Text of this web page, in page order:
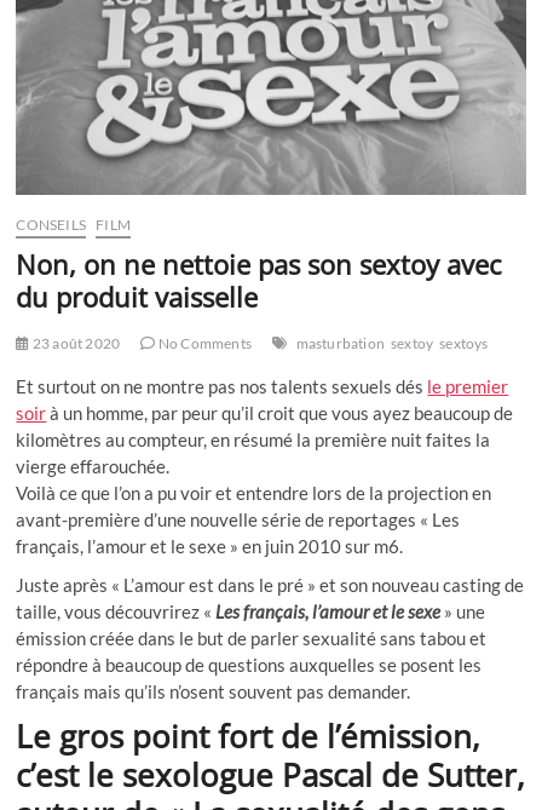
CONSEILS FILM
Non, on ne nettoie pas son sextoy avec
du produit vaisselle
23 août 2020 No Comments masturbation sextoy sextoys
Et surtout on ne montre pas nos talents sexuels dés le premier
soirà un homme, par peur qu’il croit que vous ayez beaucoup de
kilomètres au compteur, en résumé la première nuit faites la
vierge effarouchée.
Voilà ce que l’on a pu voir et entendre lors de la projection en
avant-première d’une nouvelle série de reportages « Les
français, l’amour et le sexe » en juin 2010 sur m6.
Juste après « L’amour est dans le pré » et son nouveau casting de
taille, vous découvrirez «Les français, l’amour et le sexe» une
émission créée dans le but de parler sexualité sans tabou et
répondre à beaucoup de questions auxquelles se posent les
français mais qu’ils n’osent souvent pas demander.
Le gros point fort de l’émission,
c’est le sexologue Pascal de Sutter,